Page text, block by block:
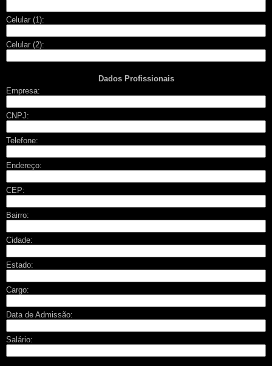
Celular (1):
Celular (2):
Dados Profissionais
Empresa:
CNPJ:
Telefone:
Endereço:
CEP:
Bairro:
Cidade:
Estado:
Cargo:
Data de Admissão:
Salário: